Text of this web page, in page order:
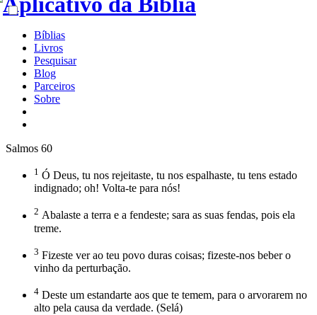
Bíblias
Livros
Pesquisar
Blog
Parceiros
Sobre
Salmos 60
1 Ó Deus, tu nos rejeitaste, tu nos espalhaste, tu tens estado
indignado; oh! Volta-te para nós!
2 Abalaste a terra e a fendeste; sara as suas fendas, pois ela
treme.
3 Fizeste ver ao teu povo duras coisas; fizeste-nos beber o
vinho da perturbação.
4 Deste um estandarte aos que te temem, para o arvorarem no
alto pela causa da verdade. (Selá)